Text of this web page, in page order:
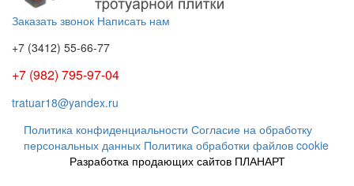
Заказать звонок Написать нам
+7 (3412) 55-66-77
+7 (982) 795-97-04
tratuar18@yandex.ru
Политика конфиденциальности Согласие на обработку
персональных данных Политика обработки файлов cookie
Разработка продающих сайтов ПЛАНАРТ